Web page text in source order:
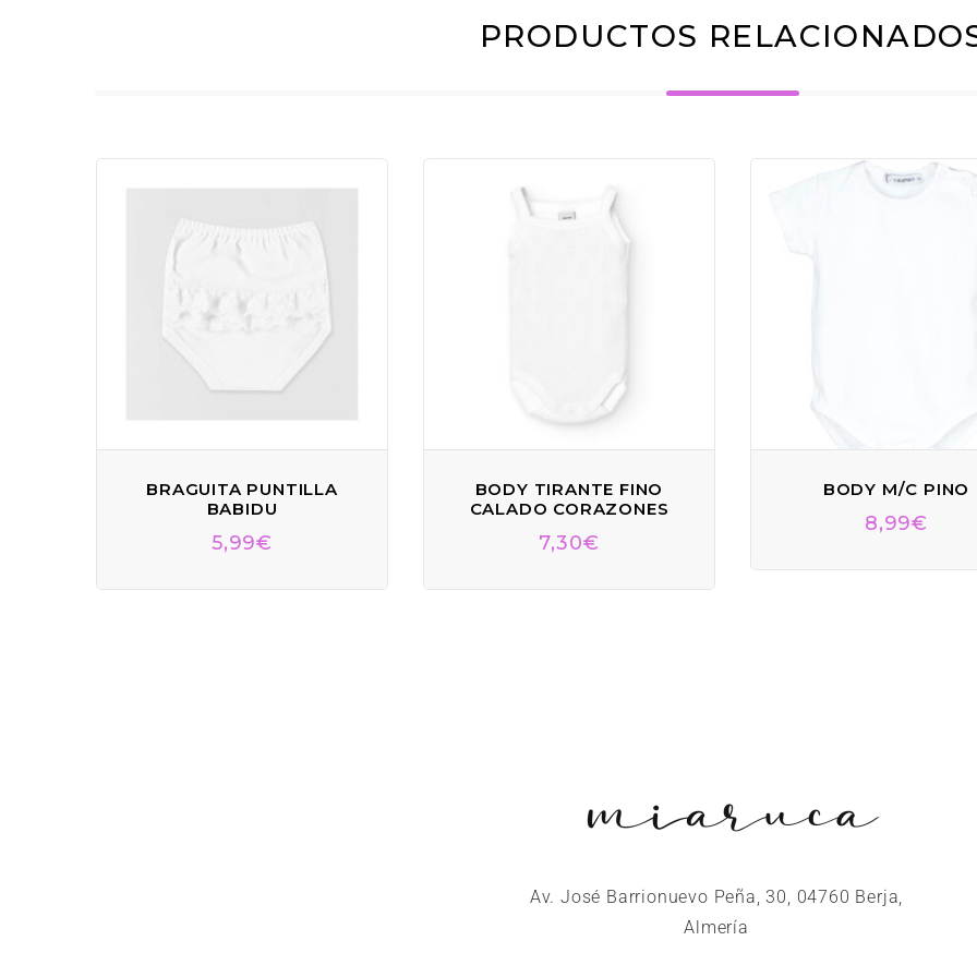
PRODUCTOS
BRAGUITA PUNTILLA
BABIDU
5,99€
BODY TIRANTE FINO
CALADO CORAZONES
7,30€
BODY M/C PINO
8,99€
Av. José Barrionuevo Peña, 30, 04760 Berja,
Almería